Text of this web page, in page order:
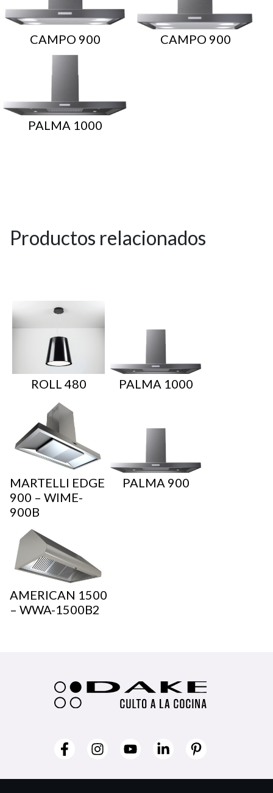
CAMPO 900 CAMPO 900
PALMA 1000
Productos relacionados
ROLL 480 PALMA 1000
MARTELLI EDGE
900 – WIME-
900B
PALMA 900
AMERICAN 1500
– WWA-1500B2